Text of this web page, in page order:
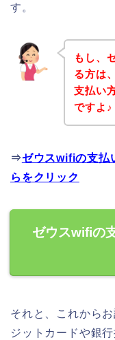
す。
もし、
る方は
支払い
ですよ♪
⇒ゼウスwifiの支払
らをクリック
ゼウスwifiの
それと、これから
ジットカードや銀